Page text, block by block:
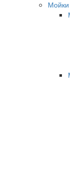
Мойки